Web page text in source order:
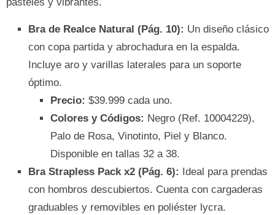
Bra de Realce Natural (Pág. 10): Un diseño clásico
con copa partida y abrochadura en la espalda.
Incluye aro y varillas laterales para un soporte
óptimo.
Precio: $39.999 cada uno.
Colores y Códigos: Negro (Ref. 10004229),
Palo de Rosa, Vinotinto, Piel y Blanco.
Disponible en tallas 32 a 38.
Bra Strapless Pack x2 (Pág. 6): Ideal para prendas
con hombros descubiertos. Cuenta con cargaderas
graduables y removibles en poliéster lycra.